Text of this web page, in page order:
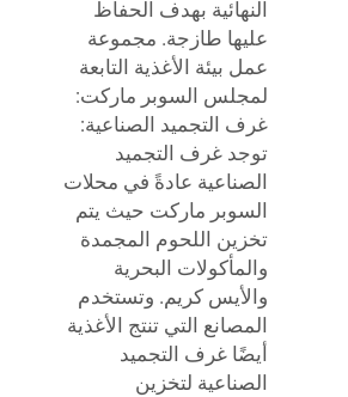
النهائية بهدف الحفاظ
عليها طازجة. مجموعة
عمل بيئة الأغذية التابعة
لمجلس السوبر ماركت:
غرف التجميد الصناعية:
توجد غرف التجميد
الصناعية عادةً في محلات
السوبر ماركت حيث يتم
تخزين اللحوم المجمدة
والمأكولات البحرية
والأيس كريم. وتستخدم
المصانع التي تنتج الأغذية
أيضًا غرف التجميد
الصناعية لتخزين